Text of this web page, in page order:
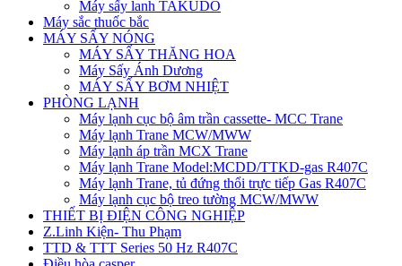
Máy sấy lanh TAKUDO
Máy sắc thuốc bắc
MÁY SẤY NÓNG
MÁY SẤY THĂNG HOA
Máy Sấy Ánh Dương
MÁY SẤY BƠM NHIỆT
PHÒNG LẠNH
Máy lạnh cục bộ âm trần cassette- MCC Trane
Máy lạnh Trane MCW/MWW
Máy lạnh áp trần MCX Trane
Máy lạnh Trane Model:MCDD/TTKD-gas R407C
Máy lạnh Trane, tủ đứng thổi trực tiếp Gas R407C
Máy lạnh cục bộ treo tường MCW/MWW
THIẾT BỊ ĐIỆN CÔNG NGHIỆP
Z.Linh Kiện- Thu Phạm
TTD & TTT Series 50 Hz R407C